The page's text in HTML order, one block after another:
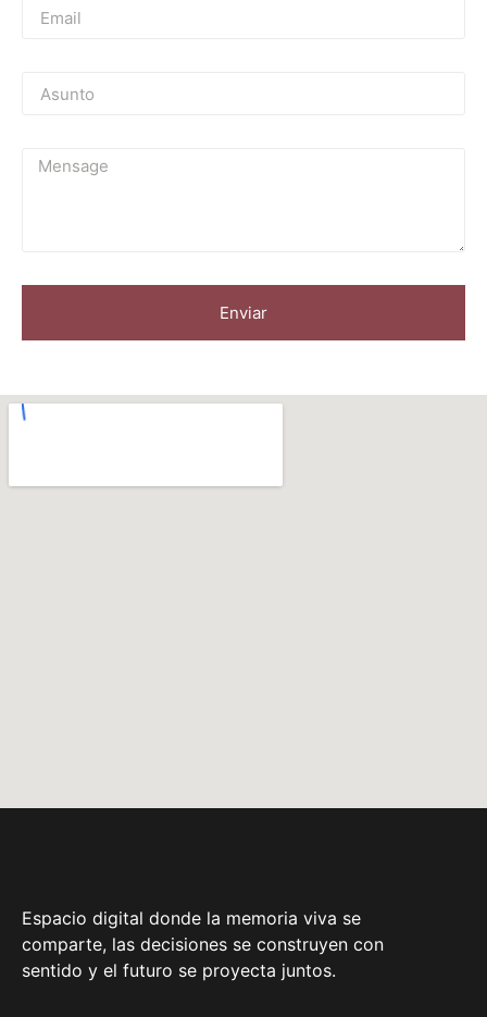
Enviar
Espacio digital donde la memoria viva se
comparte, las decisiones se construyen con
sentido y el futuro se proyecta juntos.